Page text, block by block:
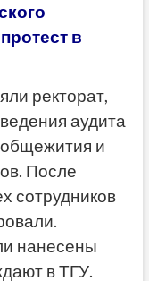
в
ректорат,
аудита
и
После
сотрудников
нанесены
в ТГУ.